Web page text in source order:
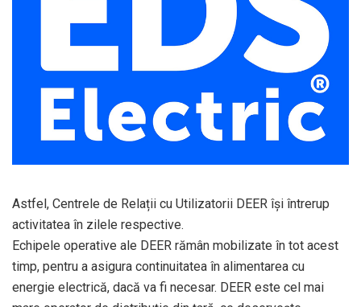
Astfel, Centrele de Relații cu Utilizatorii DEER își întrerup
activitatea în zilele respective.
Echipele operative ale DEER rămân mobilizate în tot acest
timp, pentru a asigura continuitatea în alimentarea cu
energie electrică, dacă va fi necesar. DEER este cel mai